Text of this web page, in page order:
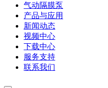
气动隔膜泵
产品与应用
新闻动态
视频中心
下载中心
服务支持
联系我们